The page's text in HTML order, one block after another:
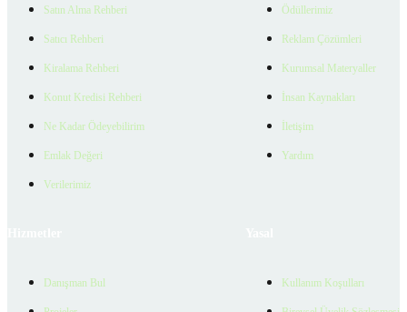
Satın Alma Rehberi
Satıcı Rehberi
Kiralama Rehberi
Konut Kredisi Rehberi
Ne Kadar Ödeyebilirim
Emlak Değeri
Verilerimiz
Ödüllerimiz
Reklam Çözümleri
Kurumsal Materyaller
İnsan Kaynakları
İletişim
Yardım
Danışman Bul Kullanım Koşulları